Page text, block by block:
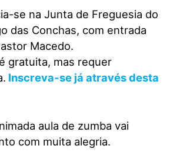
se na Junta de Freguesia do
das Conchas, com entrada
Macedo.
gratuita, mas requer
Inscreva-se já através desta
aula de zumba vai
com muita alegria.